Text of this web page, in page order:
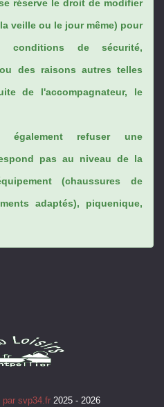
réserve le droit de modifier
veille ou le jour même) pour
conditions de sécurité,
des raisons autres telles
de l'accompagnateur, le
également refuser une
pas au niveau de la
(chaussures de
adaptés), piquenique,
par svp34.fr 2025 - 2026